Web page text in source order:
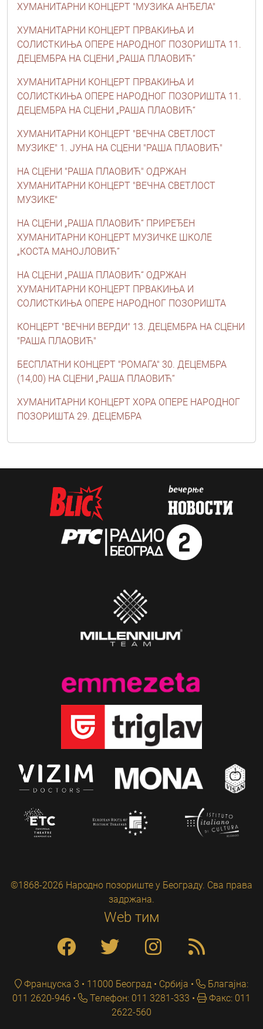
ХУМАНИТАРНИ КОНЦЕРТ "МУЗИКА АНЂЕЛА"
ХУМАНИТАРНИ КОНЦЕРТ ПРВАКИЊА И
СОЛИСТКИЊА ОПЕРЕ НАРОДНОГ ПОЗОРИШТА 11.
ДЕЦЕМБРА НА СЦЕНИ „РАША ПЛАОВИЋ“
ХУМАНИТАРНИ КОНЦЕРТ ПРВАКИЊА И
СОЛИСТКИЊА ОПЕРЕ НАРОДНОГ ПОЗОРИШТА 11.
ДЕЦЕМБРА НА СЦЕНИ „РАША ПЛАОВИЋ“
ХУМАНИТАРНИ КОНЦЕРТ "ВЕЧНА СВЕТЛОСТ
МУЗИКЕ" 1. ЈУНА НА СЦЕНИ "РАША ПЛАОВИЋ"
НА СЦЕНИ "РАША ПЛАОВИЋ" ОДРЖАН
ХУМАНИТАРНИ КОНЦЕРТ "ВЕЧНА СВЕТЛОСТ
МУЗИКЕ"
НА СЦЕНИ „РАША ПЛАОВИЋ“ ПРИРЕЂЕН
ХУМАНИТАРНИ КОНЦЕРТ МУЗИЧКЕ ШКОЛЕ
„КОСТА МАНОЈЛОВИЋ”
НА СЦЕНИ „РАША ПЛАОВИЋ“ ОДРЖАН
ХУМАНИТАРНИ КОНЦЕРТ ПРВАКИЊА И
СОЛИСТКИЊА ОПЕРЕ НАРОДНОГ ПОЗОРИШТА
КОНЦЕРТ "ВЕЧНИ ВЕРДИ" 13. ДЕЦЕМБРА НА СЦЕНИ
"РАША ПЛАОВИЋ"
БЕСПЛАТНИ КОНЦЕРТ "РОМАГА" 30. ДЕЦЕМБРА
(14,00) НА СЦЕНИ „РАША ПЛАОВИЋ“
ХУМАНИТАРНИ КОНЦЕРТ ХОРА ОПЕРЕ НАРОДНОГ
ПОЗОРИШТА 29. ДЕЦЕМБРА
©1868-2026 Народно позориште у Београду. Сва права
задржана.
Web тим
Француска 3 • 11000 Београд • Србија
Благајна:
011 2620-946
Телефон: 011 3281-333
Факс: 011
2622-560